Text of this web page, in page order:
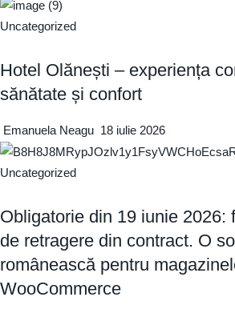
Uncategorized
Hotel Olănești – experiența
sănătate și confort
Emanuela Neagu 18 iulie 2026
Uncategorized
Obligatorie din 19 iunie 2026:
de retragere din contract. O
românească pentru
WooCommerce